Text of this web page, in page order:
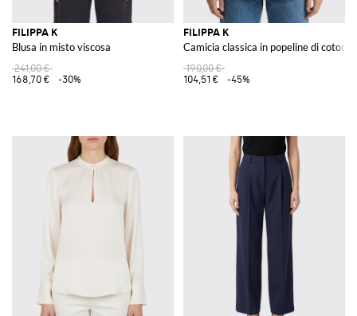
FILIPPA K
Blusa in misto viscosa
241,00 €
168,70 €
-30%
FILIPPA K
Camicia classica in popeline di cotone
190,00 €
104,51 €
-45%